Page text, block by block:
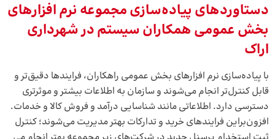
دستاوردهای پیاده‌سازی مجموعه نرم افزارهای
بخش عمومی همکاران سیستم در شهرداری
اراک
با پیاده‌سازی نرم افزارهای بخش عمومی راهکاران، فرایندها دقیق‌تر و
قابل کنترل‌تر انجام می‌شوند و سازمان به اطلاعات بیشتر و موثرتری
دسترسی دارد. اطلاعاتی مانند شناسایی درآمد و فروش کالا و خدمات.
افزون‌براین فرایندهای خرید و تدارکات بهتر مدیریت می‌شوند؛ کنترل